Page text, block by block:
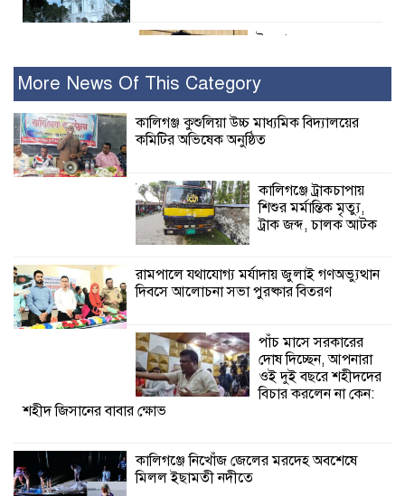
ইসলামের সবচেয়ে
নুর
পাঁচ মাসে সরকারের দোষ দিচ্ছেন, আপনারা
কালিগঞ্জে নিখোঁজ জেলের মরদেহ অবশেষে
মিলল ইছামতী নদীতে
শ্রীউলা ইউনিয়ন
অনুষ্ঠিত
শ্যামনগরে জলবায়ু সহনশীল জনগোষ্ঠী গঠনে
প্রকল্পের অংশগ্রহণমূলক শিখন ও অভিজ্ঞতা
শ্যামনগরে বনবিভাগ ও সিএমসির সাথে
More News Of This Category
কালিগঞ্জ কুশুলিয়া উচ্চ মাধ্যমিক বিদ্যালয়ের
কমিটির অভিষেক অনুষ্ঠিত
কালিগঞ্জে ট্রাকচাপায়
শিশুর মর্মান্তিক মৃত্যু,
ট্রাক জব্দ, চালক আটক
রামপালে যথাযোগ্য মর্যাদায় জুলাই গণঅভ্যুত্থান
দিবসে আলোচনা সভা পুরষ্কার বিতরণ
পাঁচ মাসে সরকারের
দোষ দিচ্ছেন, আপনারা
ওই দুই বছরে শহীদদের
বিচার করলেন না কেন:
শহীদ জিসানের বাবার ক্ষোভ
কালিগঞ্জে নিখোঁজ জেলের মরদেহ অবশেষে
মিলল ইছামতী নদীতে